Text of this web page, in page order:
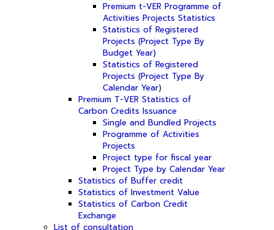
Premium t-VER Programme of
Activities Projects Statistics
Statistics of Registered
Projects (Project Type By
Budget Year)
Statistics of Registered
Projects (Project Type By
Calendar Year)
Premium T-VER Statistics of
Carbon Credits Issuance
Single and Bundled Projects
Programme of Activities
Projects
Project type for fiscal year
Project Type by Calendar Year
Statistics of Buffer credit
Statistics of Investment Value
Statistics of Carbon Credit
Exchange
List of consultation